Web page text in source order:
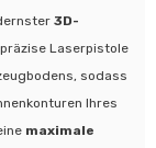
3D-
Laserpistole
sodass
Ihres
maximale